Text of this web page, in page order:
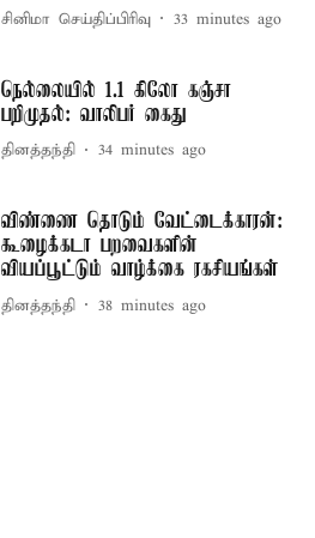
சினிமா செய்திப்பிரிவு 33 minutes ago
நெல்லையில் 1.1 கிலோ கஞ்சா
பறிமுதல்: வாலிபர் கைது
தினத்தந்தி 34 minutes ago
விண்ணை தொடும் வேட்டைக்காரன்:
கூழைக்கடா பறவைகளின்
வியப்பூட்டும் வாழ்க்கை ரகசியங்கள்
தினத்தந்தி 38 minutes ago